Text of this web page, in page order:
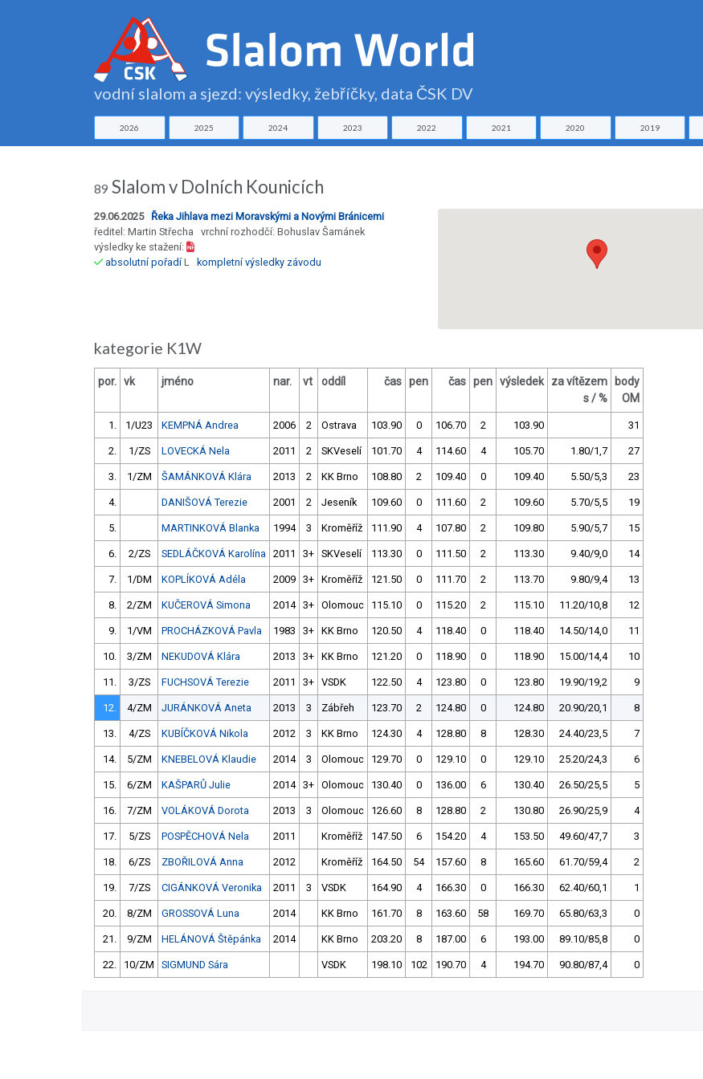
vodní slalom a sjezd: výsledky, žebříčky, data ČSK DV
2026 2025 2024 2023 2022 2021 2020 2019
89 Slalom v Dolních Kounicích
29.06.2025 Řeka Jihlava mezi Moravskými a Novými Bránicemi
ředitel: Martin Střecha vrchní rozhodčí: Bohuslav Šamánek
výsledky ke stažení:
absolutní pořadíL kompletní výsledky závodu
kategorie K1W
por. vk jméno nar. vt oddíl čas pen čas pen výsledek
za vítězem
s / %
body
OM
1. 1/U23 KEMPNÁ Andrea 2006 2 Ostrava 103.90 0 106.70 2 103.90 31
2. 1/ZS LOVECKÁ Nela 2011 2 SKVeselí 101.70 4 114.60 4 105.70 1.80/1,7 27
3. 1/ZM ŠAMÁNKOVÁ Klára 2013 2 KK Brno 108.80 2 109.40 0 109.40 5.50/5,3 23
4. DANIŠOVÁ Terezie 2001 2 Jeseník 109.60 0 111.60 2 109.60 5.70/5,5 19
5. MARTINKOVÁ Blanka 1994 3 Kroměříž 111.90 4 107.80 2 109.80 5.90/5,7 15
6. 2/ZS SEDLÁČKOVÁ Karolína 2011 3+ SKVeselí 113.30 0 111.50 2 113.30 9.40/9,0 14
7. 1/DM KOPLÍKOVÁ Adéla 2009 3+ Kroměříž 121.50 0 111.70 2 113.70 9.80/9,4 13
8. 2/ZM KUČEROVÁ Simona 2014 3+ Olomouc 115.10 0 115.20 2 115.10 11.20/10,8 12
9. 1/VM PROCHÁZKOVÁ Pavla 1983 3+ KK Brno 120.50 4 118.40 0 118.40 14.50/14,0 11
10. 3/ZM NEKUDOVÁ Klára 2013 3+ KK Brno 121.20 0 118.90 0 118.90 15.00/14,4 10
11. 3/ZS FUCHSOVÁ Terezie 2011 3+ VSDK 122.50 4 123.80 0 123.80 19.90/19,2 9
12. 4/ZM JURÁNKOVÁ Aneta 2013 3 Zábřeh 123.70 2 124.80 0 124.80 20.90/20,1 8
13. 4/ZS KUBÍČKOVÁ Nikola 2012 3 KK Brno 124.30 4 128.80 8 128.30 24.40/23,5 7
14. 5/ZM KNEBELOVÁ Klaudie 2014 3 Olomouc 129.70 0 129.10 0 129.10 25.20/24,3 6
15. 6/ZM KAŠPARŮ Julie 2014 3+ Olomouc 130.40 0 136.00 6 130.40 26.50/25,5 5
16. 7/ZM VOLÁKOVÁ Dorota 2013 3 Olomouc 126.60 8 128.80 2 130.80 26.90/25,9 4
17. 5/ZS POSPĚCHOVÁ Nela 2011 Kroměříž 147.50 6 154.20 4 153.50 49.60/47,7 3
18. 6/ZS ZBOŘILOVÁ Anna 2012 Kroměříž 164.50 54 157.60 8 165.60 61.70/59,4 2
19. 7/ZS CIGÁNKOVÁ Veronika 2011 3 VSDK 164.90 4 166.30 0 166.30 62.40/60,1 1
20. 8/ZM GROSSOVÁ Luna 2014 KK Brno 161.70 8 163.60 58 169.70 65.80/63,3 0
21. 9/ZM HELÁNOVÁ Štěpánka 2014 KK Brno 203.20 8 187.00 6 193.00 89.10/85,8 0
22. 10/ZM SIGMUND Sára VSDK 198.10 102 190.70 4 194.70 90.80/87,4 0